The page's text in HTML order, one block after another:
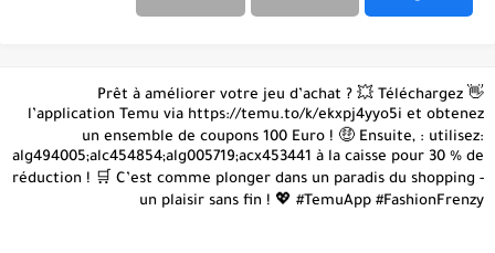
👋 Prêt à améliorer votre jeu d’achat ? 💥 Téléchargez
l’application Temu via https://temu.to/k/ekxpj4yyo5i et obtenez
un ensemble de coupons 100 Euro ! 🤑 Ensuite, : utilisez:
alg494005;alc454854;alg005719;acx453441 à la caisse pour 30 % de
réduction ! 🛒 C’est comme plonger dans un paradis du shopping -
un plaisir sans fin ! 💖 #TemuApp #FashionFrenzy